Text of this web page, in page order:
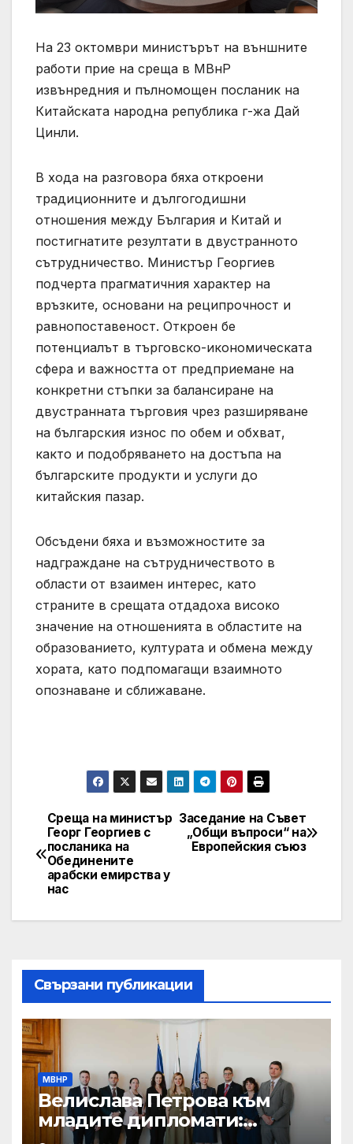
На 23 октомври министърът на външните
работи прие на среща в МВнР
извънредния и пълномощен посланик на
Китайската народна република г-жа Дай
Цинли.
В хода на разговора бяха откроени
традиционните и дългогодишни
отношения между България и Китай и
постигнатите резултати в двустранното
сътрудничество. Министър Георгиев
подчерта прагматичния характер на
връзките, основани на реципрочност и
равнопоставеност. Откроен бе
потенциалът в търговско-икономическата
сфера и важността от предприемане на
конкретни стъпки за балансиране на
двустранната търговия чрез разширяване
на българския износ по обем и обхват,
както и подобряването на достъпа на
българските продукти и услуги до
китайския пазар.
Обсъдени бяха и възможностите за
надграждане на сътрудничеството в
области от взаимен интерес, като
страните в срещата отдадоха високо
значение на отношенията в областите на
образованието, културата и обмена между
хората, като подпомагащи взаимното
опознаване и сближаване.
Post
navigation
Заседание на Съвет
„Общи въпроси“ на
Европейския съюз
Среща на министър
Георг Георгиев с
посланика на
Обединените
арабски емирства у
нас
Свързани публикации
МВНР
Велислава Петрова към
младите дипломати:
Бъдете смели, уверени и